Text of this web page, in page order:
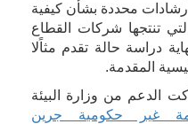
محددة بشأن كيفية
تنتجها شركات القطاع
دراسة حالة تقدم مثاًلا
المقدمة.
الدعم من وزارة البيئة
غير حكومية جرين